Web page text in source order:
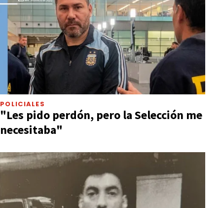
POLICIALES
"Les pido perdón, pero la Selección me
necesitaba"